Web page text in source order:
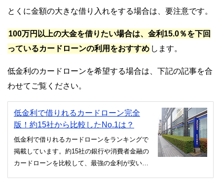
とくに金額の大きな借り入れをする場合は、要注意です。
100万円以上の大金を借りたい場合は、金利15.0％を下回
っているカードローンの利用をおすすめ します。
低金利のカードローンを希望する場合は、下記の記事を合
わせてご覧ください。
低金利で借りれるカードローン完全
版！約15社から比較したNo.1は？
低金利で借りれるカードローンをランキングで
掲載しています。約15社の銀行や消費者金融の
カードローンを比較して、最強の金利が安いカ